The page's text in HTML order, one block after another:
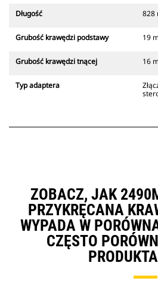
Długość 828
Grubość krawędzi podstawy 19
Grubość krawędzi tnącej 16
Typ adaptera
ZOBACZ, JAK
PRZYKRĘCANA
WYPADA W
CZĘSTO